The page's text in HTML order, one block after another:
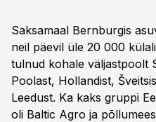
Saksamaal Bernburgis
neil päevil üle 20 000
tulnud kohale väljastpoolt
Poolast, Hollandist,
Leedust. Ka kaks gruppi
oli Baltic Agro ja